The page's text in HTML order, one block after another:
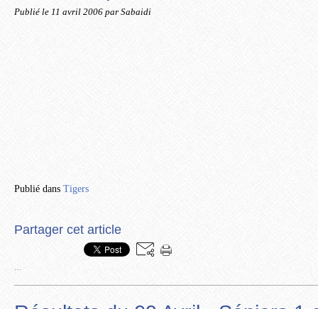
Publié le 11 avril 2006 par Sabaidi
Publié dans Tigers
Partager cet article